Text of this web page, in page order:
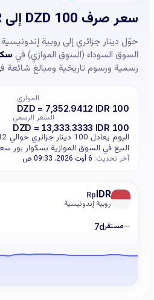
سعر صرف 100 DZD إلى IDR اليوم
حوّل دينار جزائري إلى روبية
السوق السوداء (السوق الموازي) في
رسمية ورسوم تاريخية ومبالغ
الموازي
100 DZD = 7,352.9412 IDR
السعر الرسمي
100 DZD = 13,333.3333 IDR
البيع في السوق الموازية بسكوار بور
آخر تحديث: 6 أوت 2026، 09:33 ص
IDR
Rp
روبية إندونيسية
—مستقر7d